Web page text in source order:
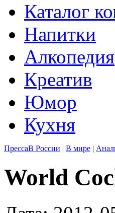
Каталог
Напитки
Алкопедия
Креатив
Юмор
Кухня
ПрессаВ России | В мире |
World